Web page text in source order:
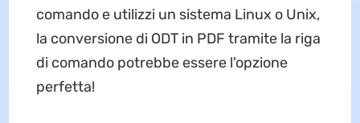
comando e utilizzi un sistema Linux o Unix,
la conversione di ODT in PDF tramite la riga
di comando potrebbe essere l'opzione
perfetta!